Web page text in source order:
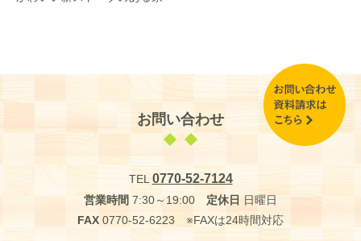
お問い合わせ
TEL0770-52-7124
営業時間 7:30～19:00 定休日 日曜日
FAX 0770-52-6223 ※FAXは24時間対応